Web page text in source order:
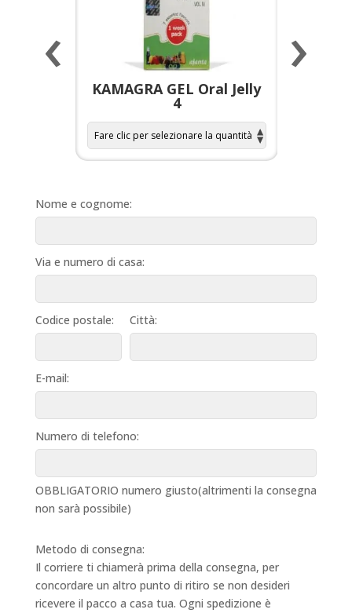
KAMAGRA GEL Oral Jelly
4
‹ ›
Nome e cognome:
Via e numero di casa:
Codice postale: Città:
E-mail:
Numero di telefono:
OBBLIGATORIO numero giusto(altrimenti la consegna
non sarà possibile)
Metodo di consegna:
Il corriere ti chiamerà prima della consegna, per
concordare un altro punto di ritiro se non desideri
ricevere il pacco a casa tua. Ogni spedizione è